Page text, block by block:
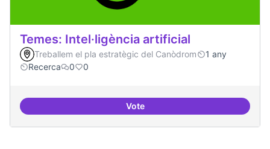
Temes: Intel·ligència artificial
Treballem el pla estratègic del Canòdrom
1 any
Recerca
0 0
VoteTemes: Intel·ligència artificial